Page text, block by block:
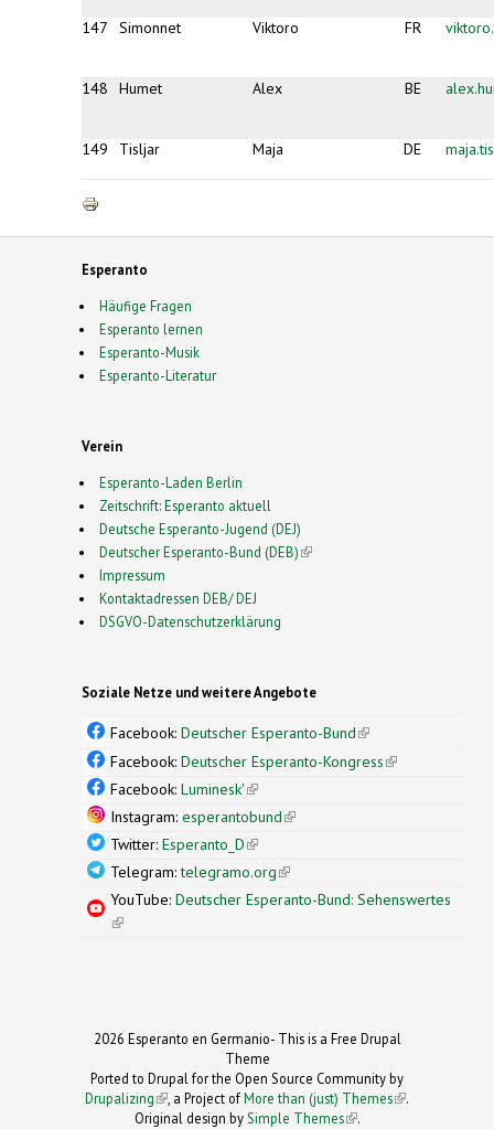
147 Simonnet Viktoro FR
148 Humet Alex BE
149 Tisljar Maja DE
Esperanto
Häufige Fragen
Esperanto lernen
Esperanto-Musik
Esperanto-Literatur
Verein
Esperanto-Laden Berlin
Zeitschrift: Esperanto aktuell
Deutsche Esperanto-Jugend (DEJ)
Deutscher Esperanto-Bund (DEB)(link is external)
Impressum
Kontaktadressen DEB/ DEJ
DSGVO-Datenschutzerklärung
Soziale Netze und weitere Angebote
Facebook: Deutscher Esperanto-Bund(link is
external)
Facebook: Deutscher Esperanto-Kongress(link is
Facebook: Luminesk'(link is external)
Instagram: esperantobund(link is external)
Twitter: Esperanto_D(link is external)
Telegram:telegramo.org(link is external)
YouTube: Deutscher Esperanto-Bund: Sehenswertes
(link is external)
2026 Esperanto en Germanio- This is a Free Drupal
Theme
Ported to Drupal for the Open Source Community by
Drupalizing(link is external)
, a Project ofMore than (just) Themes (link is
.
Original design bySimple Themes
(link is
.